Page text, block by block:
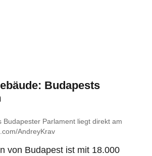
Budapests
Budapester Parlament liegt direkt am
AndreyKrav
von Budapest ist mit 18.000